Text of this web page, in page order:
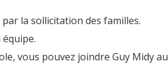
la sollicitation des familles.
vous pouvez joindre Guy Midy au